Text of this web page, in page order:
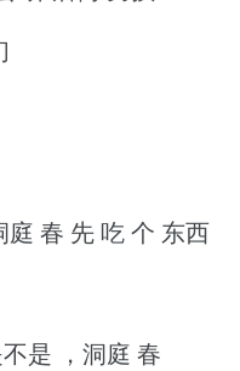
春 先 吃 个 东西
是 ，洞庭 春